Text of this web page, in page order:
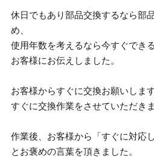
休日でもあり部品交換するなら部
め、
使用年数を考えるなら今すぐでき
お客様にお伝えしました。
お客様からすぐに交換お願いしま
すぐに交換作業をさせていただきま
作業後、お客様から「すぐに対応
とお褒めの言葉を頂きました。